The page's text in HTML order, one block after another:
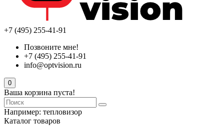
+7 (495) 255-41-91
Позвоните мне!
+7 (495) 255-41-91
info@optvision.ru
0
Ваша корзина пуста!
Например: тепловизор
Каталог товаров